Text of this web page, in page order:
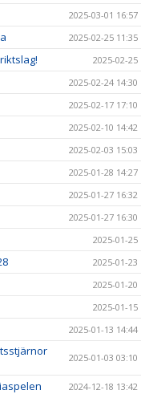
2025-03-01 16:57
2025-02-25 11:35
2025-02-25
2025-02-24 14:30
2025-02-17 17:10
2025-02-10 14:42
2025-02-03 15:03
2025-01-28 14:27
2025-01-27 16:32
2025-01-27 16:30
2025-01-25
2025-01-23
2025-01-20
2025-01-15
2025-01-13 14:44
2025-01-03 03:10
2024-12-18 13:42